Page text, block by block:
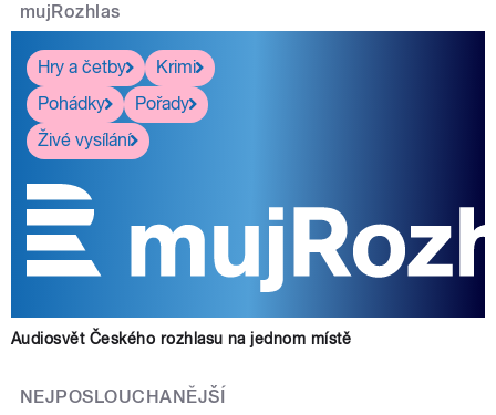
mujRozhlas
Hry a četby
Krimi
Pohádky
Pořady
Živé vysílání
Audiosvět Českého rozhlasu na jednom místě
NEJPOSLOUCHANĚJŠÍ